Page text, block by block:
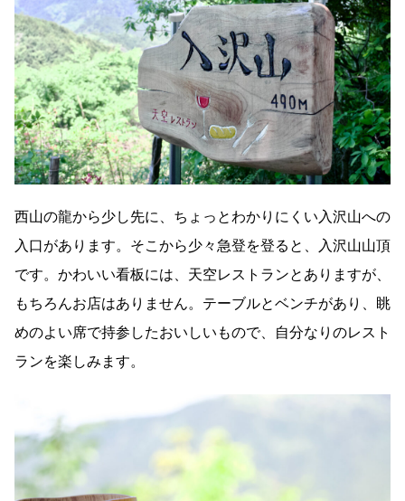
西山の龍から少し先に、ちょっとわかりにくい入沢山への
入口があります。そこから少々急登を登ると、入沢山山頂
です。かわいい看板には、天空レストランとありますが、
もちろんお店はありません。テーブルとベンチがあり、眺
めのよい席で持参したおいしいもので、自分なりのレスト
ランを楽しみます。